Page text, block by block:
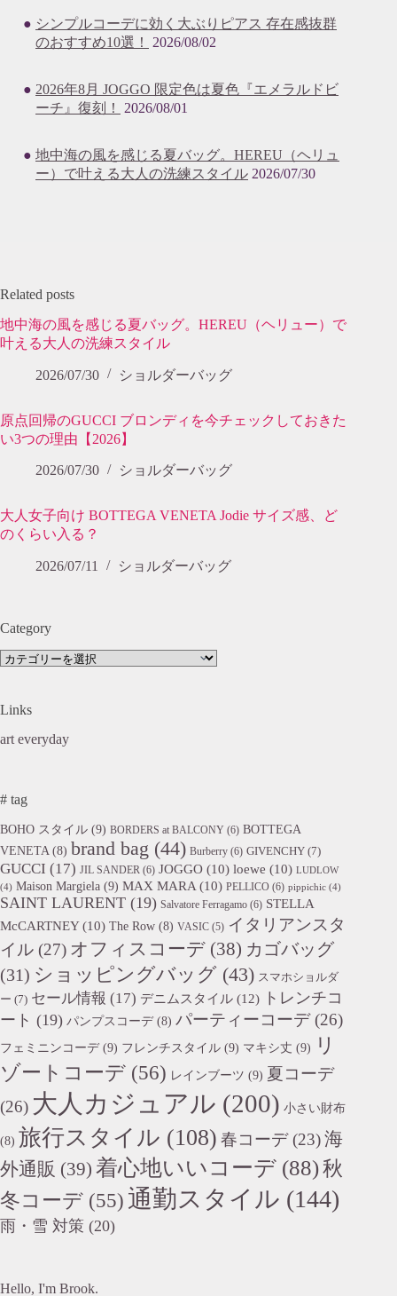
シンプルコーデに効く大ぶりピアス 存在感抜群
のおすすめ10選！
2026/08/02
2026年8月 JOGGO 限定色は夏色『エメラルドビ
ーチ』復刻！
2026/08/01
地中海の風を感じる夏バッグ。HEREU（ヘリュ
ー）で叶える大人の洗練スタイル 2026/07/30
Related posts
地中海の風を感じる夏バッグ。HEREU（ヘリュー）で
叶える大人の洗練スタイル
2026/07/30 ショルダーバッグ
原点回帰のGUCCI ブロンディを今チェックしておきた
い3つの理由【2026】
2026/07/30 ショルダーバッグ
大人女子向け BOTTEGA VENETA Jodie サイズ感、ど
のくらい入る？
2026/07/11 ショルダーバッグ
Category
Category
Links
art everyday
# tag
BOHO スタイル (9) BORDERS at BALCONY (6) BOTTEGA
VENETA (8) brand bag (44) Burberry (6) GIVENCHY (7)
GUCCI (17) JIL SANDER (6) JOGGO (10) loewe (10) LUDLOW
(4) Maison Margiela (9) MAX MARA (10) PELLICO (6) pippichic (4)
SAINT LAURENT (19) Salvatore Ferragamo (6) STELLA
McCARTNEY(10) The Row (8) VASIC (5) イタリアンスタ
イル (27) オフィスコーデ (38) カゴバッグ
(31) ショッピングバッグ (43) スマホショルダ
ー (7) セール情報 (17) デニムスタイル (12) トレンチコ
ート (19) パンプスコーデ(8) パーティーコーデ(26)
フェミニンコーデ(9) フレンチスタイル (9) マキシ丈 (9)
リ
ゾートコーデ (56) レインブーツ (9) 夏コーデ
(26) 大人カジュアル (200) 小さい財布
(8) 旅行スタイル (108) 春コーデ(23)海
外通販 (39) 着心地いいコーデ (88)秋
冬コーデ (55) 通勤スタイル (144)
雨・雪 対策 (20)
Hello, I'm Brook.